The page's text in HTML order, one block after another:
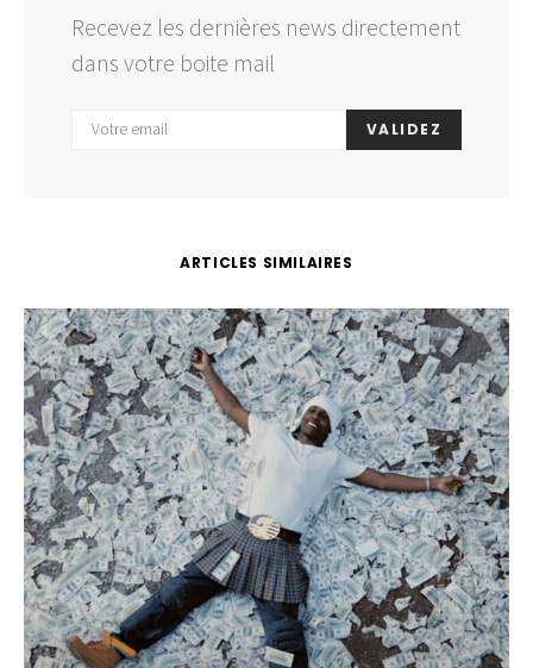
Recevez les dernières news directement
dans votre boite mail
VALIDEZ
ARTICLES SIMILAIRES